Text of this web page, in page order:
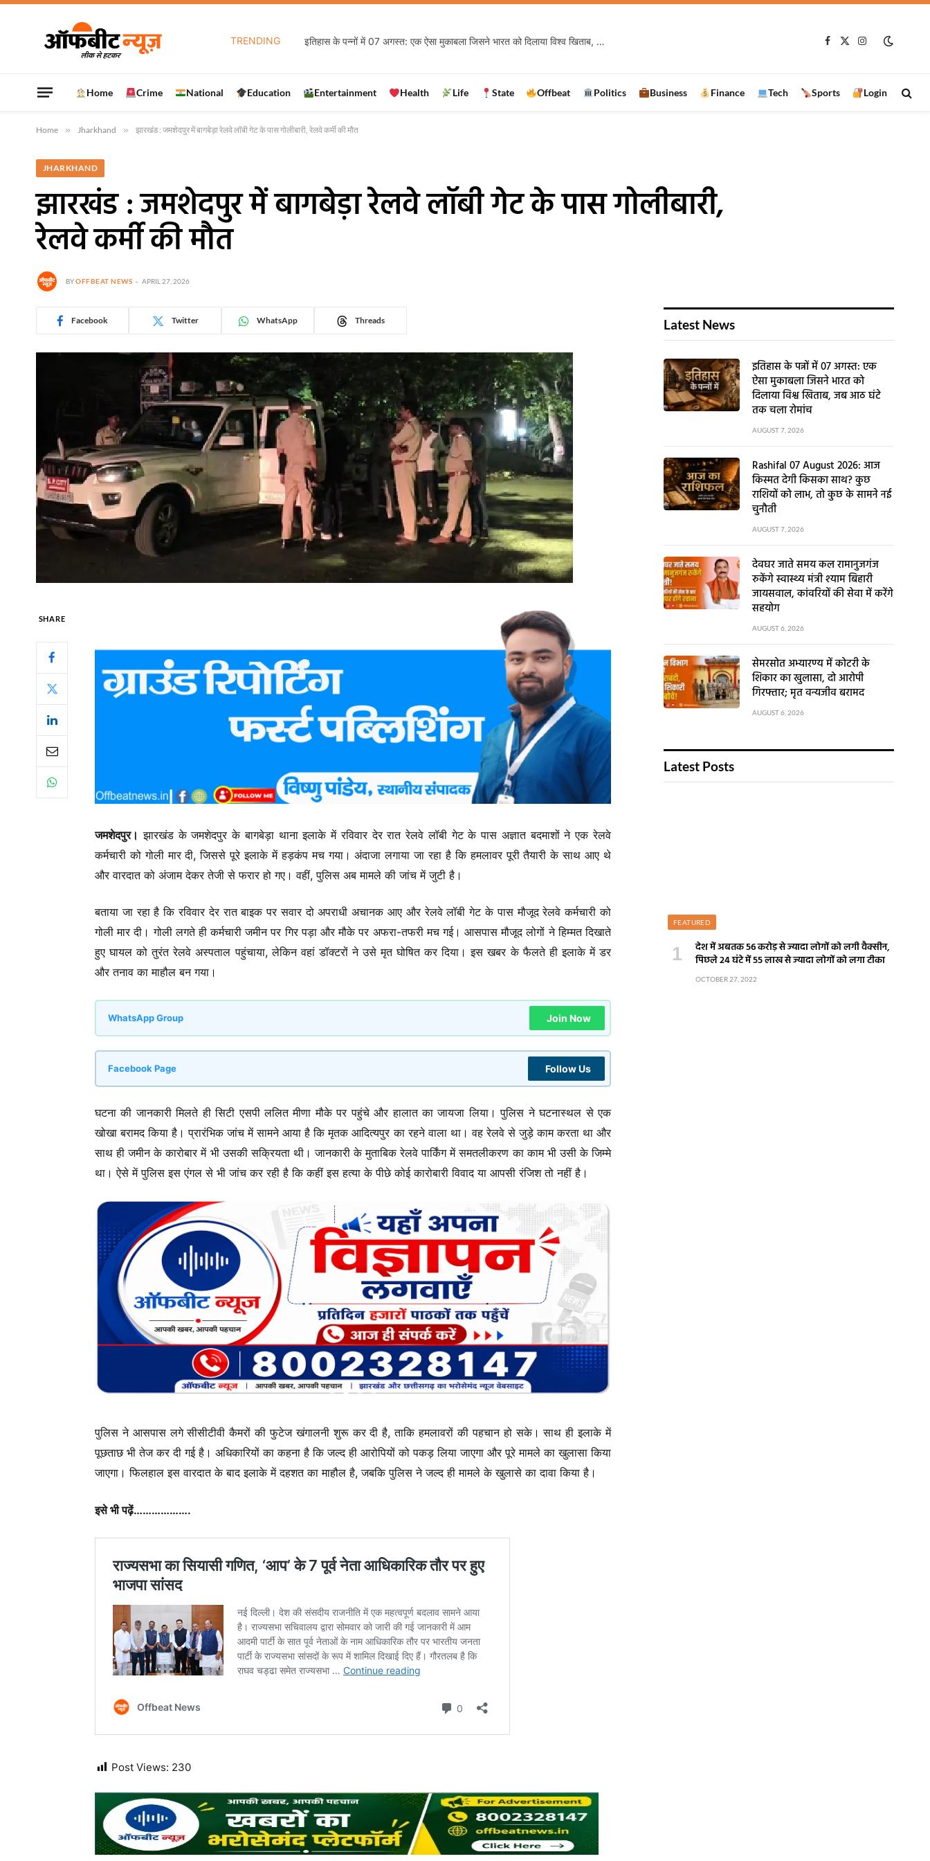
TRENDING Rashifal 07 August 2026: आज किस्मत देगी किसका साथ? कुछ राशियों को लाभ, तो कुछ के सामने नई चुनौती
Facebook
X
Instagram
Home Crime National Education Entertainment Health Life State Offbeat Politics Business Finance Tech Sports Login
Home » Jharkhand » झारखंड : जमशेदपुर में बागबेड़ा रेलवे लॉबी गेट के पास गोलीबारी, रेलवे कर्मी की मौत
JHARKHAND
झारखंड : जमशेदपुर में बागबेड़ा रेलवे लॉबी गेट के पास गोलीबारी,
रेलवे कर्मी की मौत
BYOFFBEAT NEWS APRIL 27, 2026
Facebook Twitter WhatsApp Threads
SHARE
जमशेदपुर। झारखंड के जमशेदपुर के बागबेड़ा थाना इलाके में रविवार देर रात रेलवे लॉबी गेट के पास अज्ञात बदमाशों ने एक रेलवे
कर्मचारी को गोली मार दी, जिससे पूरे इलाके में हड़कंप मच गया। अंदाजा लगाया जा रहा है कि हमलावर पूरी तैयारी के साथ आए थे
और वारदात को अंजाम देकर तेजी से फरार हो गए। वहीं, पुलिस अब मामले की जांच में जुटी है।
बताया जा रहा है कि रविवार देर रात बाइक पर सवार दो अपराधी अचानक आए और रेलवे लॉबी गेट के पास मौजूद रेलवे कर्मचारी को
गोली मार दी। गोली लगते ही कर्मचारी जमीन पर गिर पड़ा और मौके पर अफरा-तफरी मच गई। आसपास मौजूद लोगों ने हिम्मत दिखाते
हुए घायल को तुरंत रेलवे अस्पताल पहुंचाया, लेकिन वहां डॉक्टरों ने उसे मृत घोषित कर दिया। इस खबर के फैलते ही इलाके में डर
और तनाव का माहौल बन गया।
WhatsApp Group Join Now
Facebook Page Follow Us
घटना की जानकारी मिलते ही सिटी एसपी ललित मीणा मौके पर पहुंचे और हालात का जायजा लिया। पुलिस ने घटनास्थल से एक
खोखा बरामद किया है। प्रारंभिक जांच में सामने आया है कि मृतक आदित्यपुर का रहने वाला था। वह रेलवे से जुड़े काम करता था और
साथ ही जमीन के कारोबार में भी उसकी सक्रियता थी। जानकारी के मुताबिक रेलवे पार्किंग में समतलीकरण का काम भी उसी के जिम्मे
था। ऐसे में पुलिस इस एंगल से भी जांच कर रही है कि कहीं इस हत्या के पीछे कोई कारोबारी विवाद या आपसी रंजिश तो नहीं है।
पुलिस ने आसपास लगे सीसीटीवी कैमरों की फुटेज खंगालनी शुरू कर दी है, ताकि हमलावरों की पहचान हो सके। साथ ही इलाके में
पूछताछ भी तेज कर दी गई है। अधिकारियों का कहना है कि जल्द ही आरोपियों को पकड़ लिया जाएगा और पूरे मामले का खुलासा किया
जाएगा। फिलहाल इस वारदात के बाद इलाके में दहशत का माहौल है, जबकि पुलिस ने जल्द ही मामले के खुलासे का दावा किया है।
इसे भी पढ़ें……………….
Post Views: 230
Latest News
इतिहास के पन्नों में 07 अगस्त: एक
ऐसा मुकाबला जिसने भारत को
दिलाया विश्व खिताब, जब आठ घंटे
तक चला रोमांच
AUGUST 7, 2026
Rashifal 07 August 2026: आज
किस्मत देगी किसका साथ? कुछ
राशियों को लाभ, तो कुछ के सामने नई
चुनौती
AUGUST 7, 2026
देवघर जाते समय कल रामानुजगंज
रुकेंगे स्वास्थ्य मंत्री श्याम बिहारी
जायसवाल, कांवरियों की सेवा में करेंगे
सहयोग
AUGUST 6, 2026
सेमरसोत अभ्यारण्य में कोटरी के
शिकार का खुलासा, दो आरोपी
गिरफ्तार; मृत वन्यजीव बरामद
AUGUST 6, 2026
Latest Posts
FEATURED
देश में अबतक 56 करोड़ से ज्यादा लोगों को लगी वैक्सीन,
पिछले 24 घंटे में 55 लाख से ज्यादा लोगों को लगा टीका
OCTOBER 27, 2022